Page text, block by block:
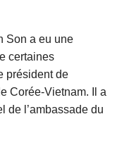
Son a eu une
certaines
président de
Corée-Vietnam. Il a
de l’ambassade du